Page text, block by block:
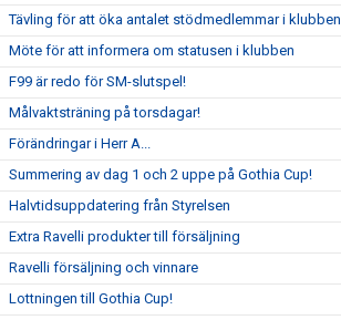
Tävling för att öka antalet stödmedlemmar i klubben
Möte för att informera om statusen i klubben
F99 är redo för SM-slutspel!
Målvaktsträning på torsdagar!
Förändringar i Herr A...
Summering av dag 1 och 2 uppe på Gothia Cup!
Halvtidsuppdatering från Styrelsen
Extra Ravelli produkter till försäljning
Ravelli försäljning och vinnare
Lottningen till Gothia Cup!